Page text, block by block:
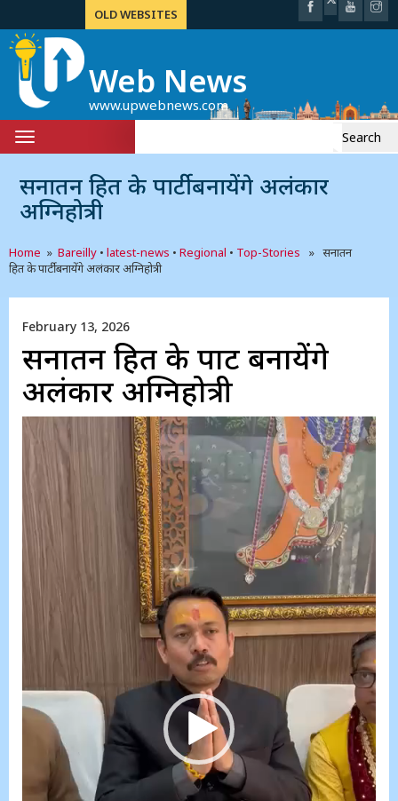
OLD WEBSITES
Web News
www.upwebnews.com
Toggle
navigation
सनातन हित के पार्टी बनायेंगे अलंकार
अग्निहोत्री
Home » Bareilly • latest-news • Regional • Top-Stories » सनातन
हित के पार्टी बनायेंगे अलंकार अग्निहोत्री
February 13, 2026
सनातन हित के पार्टी बनायेंगे
अलंकार अग्निहोत्री
Video
Player